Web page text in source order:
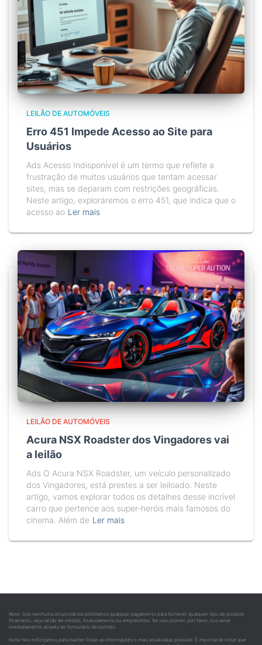
LEILÃO DE AUTOMÓVEIS
Erro 451 Impede Acesso ao Site para
Usuários
Ads Acesso Indisponível é um termo que reflete a
frustração de muitos usuários que tentam acessar
sites, mas se deparam com restrições geográficas.
Neste artigo, exploraremos o erro 451, que indica que o
acesso ao Ler mais
LEILÃO DE AUTOMÓVEIS
Acura NSX Roadster dos Vingadores vai
a leilão
Ads O Acura NSX Roadster, um veículo personalizado
dos Vingadores, está prestes a ser leiloado. Neste
artigo, vamos explorar todos os detalhes desse incrível
carro que pertence aos super-heróis mais famosos do
cinema. Além de Ler mais
Aviso: Sob nenhuma circunstância solicitamos qualquer pagamento para fornecer qualquer tipo de produto
financeiro, seja cartão de crédito, financiamento ou empréstimo. Se isso ocorrer, por favor, nos avise
imediatamente através do formulário de contato.
Nota: Nos esforçamos para manter todas as informações o mais atualizadas possível. É importante notar que